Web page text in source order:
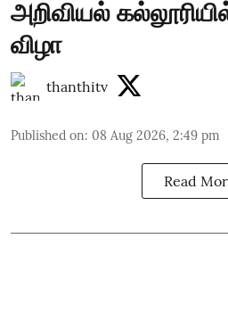
அறிவியல்
விழா
thanthitv
Published on: 08 Aug 2026, 2:49 pm
Read